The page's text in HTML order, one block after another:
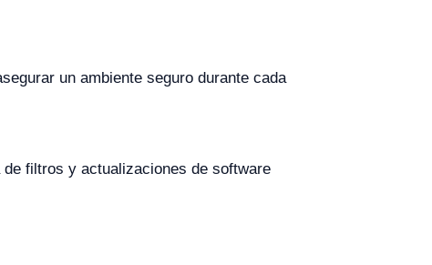
un ambiente seguro durante cada
filtros y actualizaciones de software